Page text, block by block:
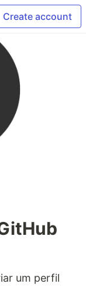
Create account
um perfil